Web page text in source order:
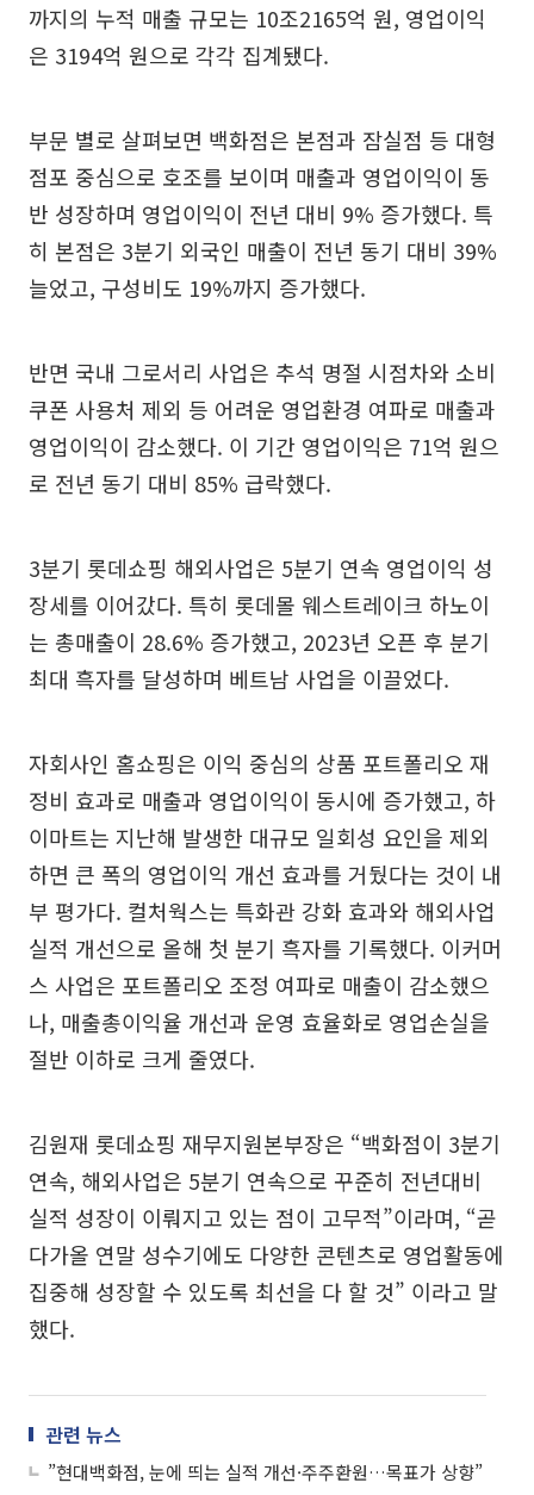
까지의 누적 매출 규모는 10조2165억 원, 영업이익
은 3194억 원으로 각각 집계됐다.
부문 별로 살펴보면 백화점은 본점과 잠실점 등 대형
점포 중심으로 호조를 보이며 매출과 영업이익이 동
반 성장하며 영업이익이 전년 대비 9% 증가했다. 특
히 본점은 3분기 외국인 매출이 전년 동기 대비 39%
늘었고, 구성비도 19%까지 증가했다.
반면 국내 그로서리 사업은 추석 명절 시점차와 소비
쿠폰 사용처 제외 등 어려운 영업환경 여파로 매출과
영업이익이 감소했다. 이 기간 영업이익은 71억 원으
로 전년 동기 대비 85% 급락했다.
3분기 롯데쇼핑 해외사업은 5분기 연속 영업이익 성
장세를 이어갔다. 특히 롯데몰 웨스트레이크 하노이
는 총매출이 28.6% 증가했고, 2023년 오픈 후 분기
최대 흑자를 달성하며 베트남 사업을 이끌었다.
자회사인 홈쇼핑은 이익 중심의 상품 포트폴리오 재
정비 효과로 매출과 영업이익이 동시에 증가했고, 하
이마트는 지난해 발생한 대규모 일회성 요인을 제외
하면 큰 폭의 영업이익 개선 효과를 거뒀다는 것이 내
부 평가다. 컬처웍스는 특화관 강화 효과와 해외사업
실적 개선으로 올해 첫 분기 흑자를 기록했다. 이커머
스 사업은 포트폴리오 조정 여파로 매출이 감소했으
나, 매출총이익율 개선과 운영 효율화로 영업손실을
절반 이하로 크게 줄였다.
김원재 롯데쇼핑 재무지원본부장은 “백화점이 3분기
연속, 해외사업은 5분기 연속으로 꾸준히 전년대비
실적 성장이 이뤄지고 있는 점이 고무적”이라며, “곧
다가올 연말 성수기에도 다양한 콘텐츠로 영업활동에
집중해 성장할 수 있도록 최선을 다 할 것” 이라고 말
했다.
관련 뉴스
”현대백화점, 눈에 띄는 실적 개선·주주환원…목표가 상향”